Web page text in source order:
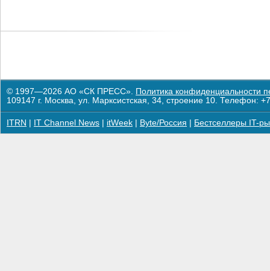
© 1997—2026 АО «СК ПРЕСС». Политика конфиденциальности
109147 г. Москва, ул. Марксистская, 34, строение 10. Телефон:
ITRN IT Channel News itWeek Byte/Россия Бестселлеры IT-